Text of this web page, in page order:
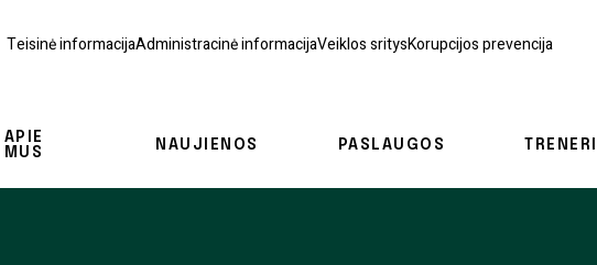
Teisinė informacijaAdministracinė informacijaVeiklos sritysKorupcijos prevencija
APIE
MUS
NAUJIENOS PASLAUGOS